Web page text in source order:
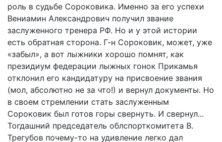
роль в судьбе Сороковика. Именно за его успехи
Вениамин Александрович получил звание
заслуженного тренера РФ. Но и у этой истории
есть обратная сторона. Г-н Сороковик, может, уже
«забыл», а вот лыжники хорошо помнят, как
президиум федерации лыжных гонок Прикамья
отклонил его кандидатуру на присвоение звания
(мол, абсолютно не за что!) и вернул документы. Но
в своем стремлении стать заслуженным
Сороковик был готов горы свернуть. И свернул...
Тогдашний председатель облспорткомитета В.
Трегубов почему-то на удивление легко дал